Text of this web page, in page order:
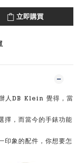
立即購買
人DB Klein 覺得，當
擇，而當今的手錶功能
印象的配件，你想要怎